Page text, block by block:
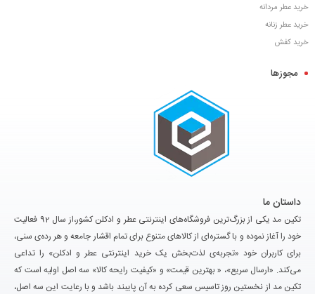
خرید عطر مردانه
خرید عطر زنانه
خرید کفش
مجوزها
داستان ما
تکین مد یکی از بزرگ‌ترین فروشگاه‌های اینترنتی عطر و ادکلن کشور،از سال 92 فعالیت
خود را آغاز نموده و با گستره‌ای از کالاهای متنوع برای تمام اقشار جامعه و هر رده‌ی سنی،
برای کاربران خود «تجربه‌ی لذت‌بخش یک خرید اینترنتی عطر و ادکلن» را تداعی
می‌کند. «ارسال سریع»، « بهترین قیمت» و «کیفیت رایحه کالا» سه اصل اولیه است که
تکین مد از نخستین روز تاسیس سعی کرده به آن پایبند باشد و با رعایت این سه اصل،